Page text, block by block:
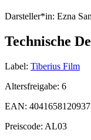
Darsteller*in: Ezna
Technische
Label: Tiberius Film
Altersfreigabe: 6
EAN: 4041658120937
Preiscode: AL03